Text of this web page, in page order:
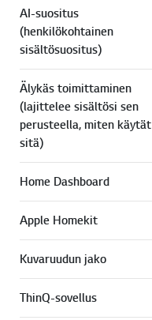
AI-suositus
(henkilökohtainen
sisältösuositus)
Älykäs toimittaminen
(lajittelee sisältösi sen
perusteella, miten käytät
sitä)
Home Dashboard
Apple Homekit
Kuvaruudun jako
ThinQ-sovellus